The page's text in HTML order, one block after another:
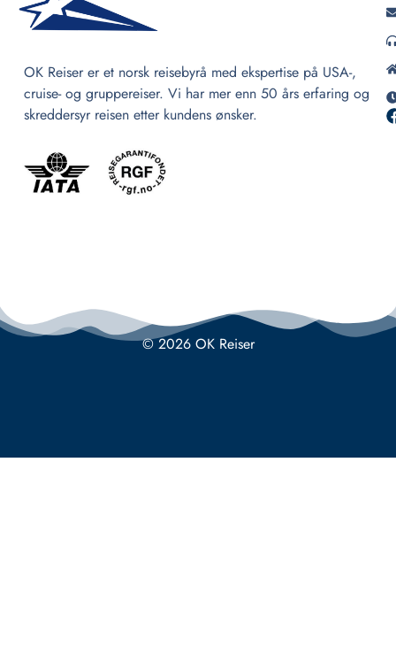
OK Reiser er et norsk reisebyrå med ekspertise på USA-,
cruise- og gruppereiser. Vi har mer enn 50 års erfaring og
skreddersyr reisen etter kundens ønsker.
© 2026 OK Reiser